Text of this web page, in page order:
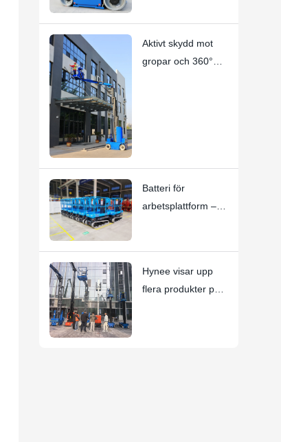
djupdykning
Aktivt skydd mot
gropar och 360°
Batteri för
arbetsplattform –
Hynee visar upp
flera produkter på